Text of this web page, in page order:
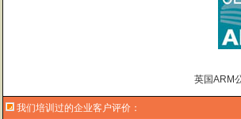
英国ARM
我们培训过的企业客户评价：
曙海的andriod 系统与应用培训完全符合了我公司的要